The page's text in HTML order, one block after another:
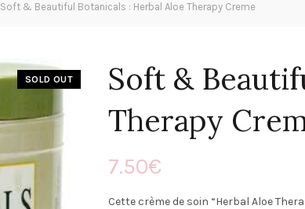
Soft & Beautiful Botanicals : Herbal Aloe Therapy Creme
SOLD OUT
Soft &
Therapy
7.50€
Cette crème de soin “Herbal Aloe